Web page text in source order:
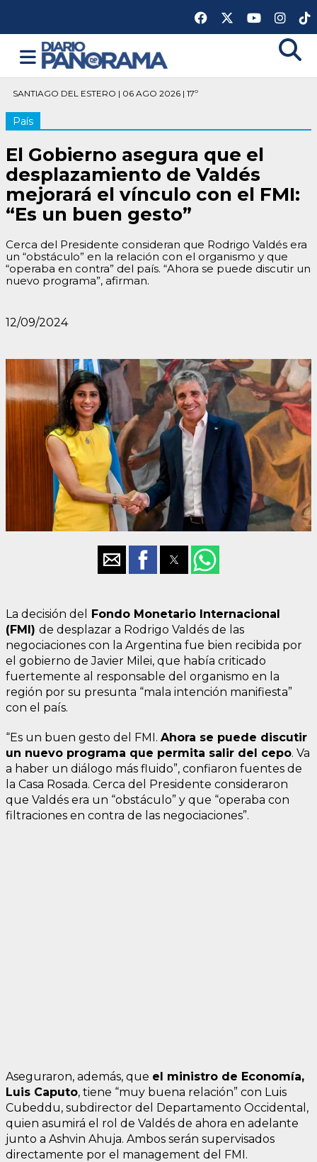
SANTIAGO DEL ESTERO | 06 AGO 2026 | 17º
País
El Gobierno asegura que el
desplazamiento de Valdés
mejorará el vínculo con el FMI:
“Es un buen gesto”
Cerca del Presidente consideran que Rodrigo Valdés era
un “obstáculo” en la relación con el organismo y que
“operaba en contra” del país. “Ahora se puede discutir un
nuevo programa”, afirman.
12/09/2024
La decisión del
Fondo Monetario Internacional
(FMI) de desplazar a Rodrigo Valdés de las
negociaciones con la Argentina fue bien recibida por
el gobierno de Javier Milei, que había criticado
fuertemente al responsable del organismo en la
región por su presunta “mala intención manifiesta”
con el país.
“Es un buen gesto del FMI. Ahora se puede discutir
un nuevo programa que permita salir del cepo. Va
a haber un diálogo más fluido”, confiaron fuentes de
la Casa Rosada. Cerca del Presidente consideraron
que Valdés era un “obstáculo” y que “operaba con
filtraciones en contra de las negociaciones”.
Aseguraron, además, que el ministro de Economía,
Luis Caputo, tiene “muy buena relación” con Luis
Cubeddu, subdirector del Departamento Occidental,
quien asumirá el rol de Valdés de ahora en adelante
junto a Ashvin Ahuja. Ambos serán supervisados
directamente por el management del FMI.